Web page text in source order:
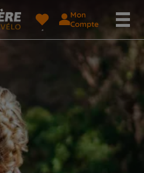
Mon
Compte